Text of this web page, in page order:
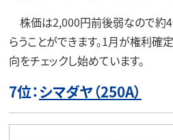
株価は2,000円前後弱なので約
らうことができます。1月が権利確
向をチェックし始めています。
7位：シマダヤ（250A）